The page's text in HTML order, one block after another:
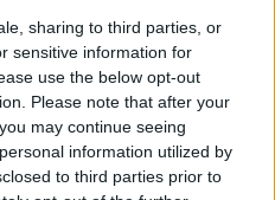
sharing to third parties, or
sensitive information for
use the below opt-out
Please note that after your
may continue seeing
information utilized by
to third parties prior to
esemény.
felfogni, hogy ez mit
teljesíthetjük
tánc univerzális nyelvén
hazánk kultúráját,
A nagy szavak
Az önállósodás